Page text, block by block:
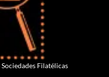
Filatélicas